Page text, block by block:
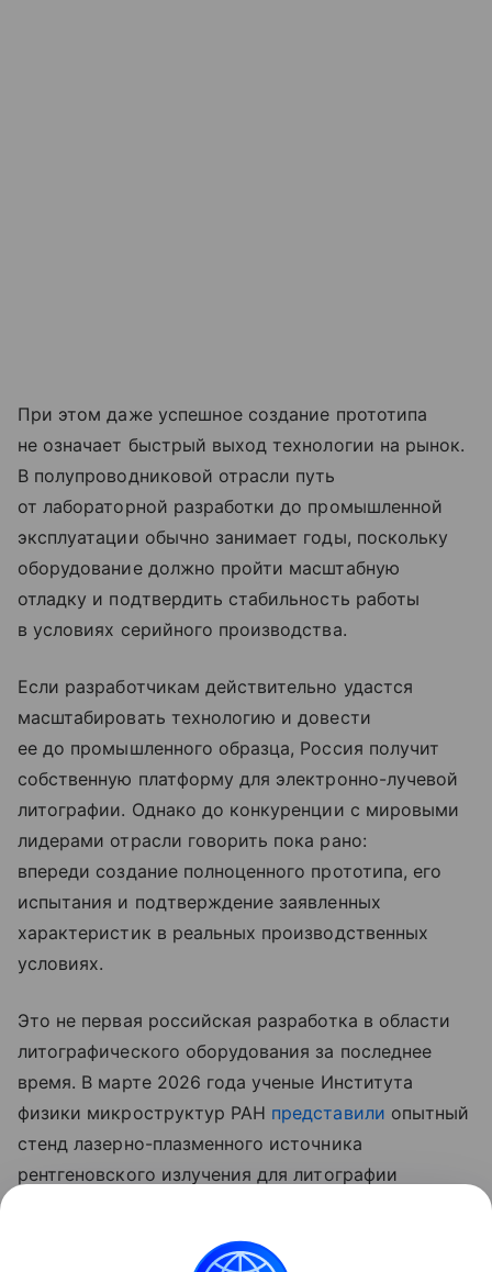
При этом даже успешное создание прототипа
не означает быстрый выход технологии на рынок.
В полупроводниковой отрасли путь
от лабораторной разработки до промышленной
эксплуатации обычно занимает годы, поскольку
оборудование должно пройти масштабную
отладку и подтвердить стабильность работы
в условиях серийного производства.
Если разработчикам действительно удастся
масштабировать технологию и довести
ее до промышленного образца, Россия получит
собственную платформу для электронно-лучевой
литографии. Однако до конкуренции с мировыми
лидерами отрасли говорить пока рано:
впереди создание полноценного прототипа, его
испытания и подтверждение заявленных
характеристик в реальных производственных
условиях.
Это не первая российская разработка в области
литографического оборудования за последнее
время. В марте 2026 года ученые Института
физики микроструктур РАН представили опытный
стенд лазерно-плазменного источника
рентгеновского излучения для литографии
что использование ксеноновой плазмы вместо
традиционных оловянных мишеней позволяет